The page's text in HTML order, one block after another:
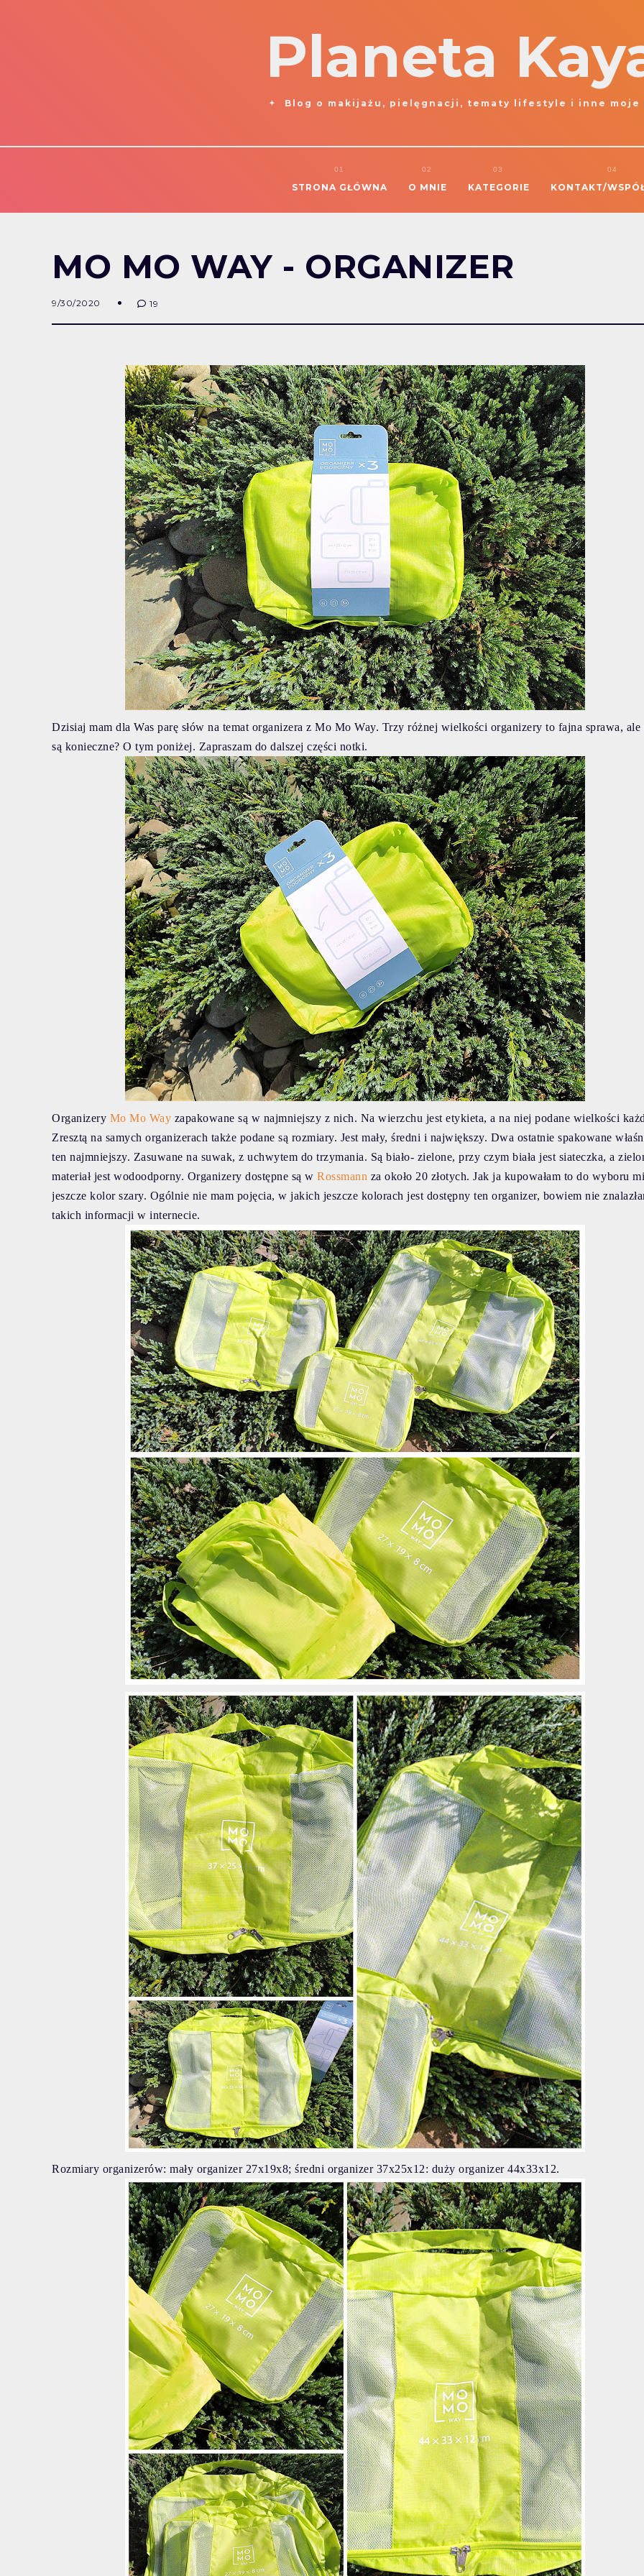
Planeta
Blog o makijażu, pielęgnacji, tematy lifestyle i inne moje
STRONA GŁÓWNA O MNIE KATEGORIE KONTAKT/
MO MO WAY - ORGANIZER
9/30/2020 19
Dzisiaj mam dla Was parę słów na temat organizera z Mo Mo Way. Trzy różnej wielkości organizery to fajna sprawa, ale
są konieczne? O tym poniżej. Zapraszam do dalszej części notki.
Organizery Mo Mo Way zapakowane są w najmniejszy z nich. Na wierzchu jest etykieta, a na niej podane wielkości
Zresztą na samych organizerach także podane są rozmiary. Jest mały, średni i największy. Dwa ostatnie spakowane
ten najmniejszy. Zasuwane na suwak, z uchwytem do trzymania. Są biało- zielone, przy czym biała jest siateczka, a
materiał jest wodoodporny. Organizery dostępne są w Rossmann za około 20 złotych. Jak ja kupowałam to do wyboru
jeszcze kolor szary. Ogólnie nie mam pojęcia, w jakich jeszcze kolorach jest dostępny ten organizer, bowiem nie
takich informacji w internecie.
Rozmiary organizerów: mały organizer 27x19x8; średni organizer 37x25x12: duży organizer 44x33x12.